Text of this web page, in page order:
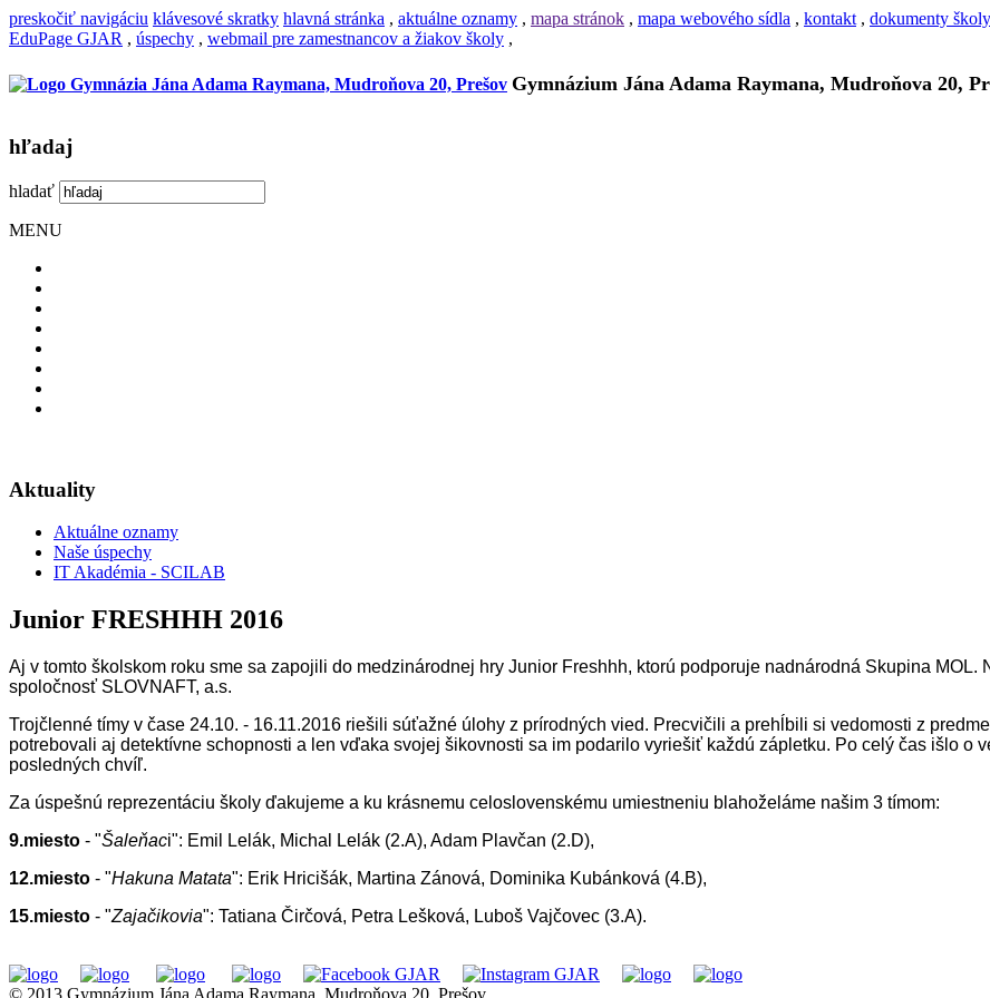
preskočiť navigáciu klávesové skratky hlavná stránka , aktuálne oznamy , mapa stránok , mapa webového sídla , kontakt , dokumenty školy
EduPage GJAR , úspechy , webmail pre zamestnancov a žiakov školy ,
Gymnázium Jána Adama Raymana, Mudroňova 20,
hľadaj
hladať
MENU
Aktuality
Aktuálne oznamy
Naše úspechy
IT Akadémia - SCILAB
Junior FRESHHH 2016
Aj v tomto školskom roku sme sa zapojili do medzinárodnej hry Junior Freshhh, ktorú podporuje nadnárodná Skupina
spoločnosť SLOVNAFT, a.s.
Trojčlenné tímy v čase 24.10. - 16.11.2016 riešili súťažné úlohy z prírodných vied. Precvičili a prehĺbili si vedomosti z
potrebovali aj detektívne schopnosti a len vďaka svojej šikovnosti sa im podarilo vyriešiť každú zápletku. Po celý čas išlo o
posledných chvíľ.
Za úspešnú reprezentáciu školy ďakujeme a ku krásnemu celoslovenskému umiestneniu blahoželáme našim 3 tímom:
9.miesto - "Šaleňaci": Emil Lelák, Michal Lelák (2.A), Adam Plavčan (2.D),
12.miesto - "Hakuna Matata": Erik Hricišák, Martina Zánová, Dominika Kubánková (4.B),
15.miesto - "Zajačikovia": Tatiana Čirčová, Petra Lešková, Luboš Vajčovec (3.A).